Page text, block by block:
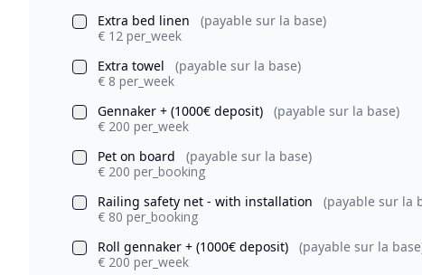
Extra bed linen
(payable sur la base)
€ 12 per_week
Extra towel
(payable sur la base)
€ 8 per_week
Gennaker + (1000€ deposit)
(payable sur la base)
€ 200 per_week
Pet on board
(payable sur la base)
€ 200 per_booking
Railing safety net - with installation
(payable sur la
€ 80 per_booking
Roll gennaker + (1000€ deposit)
(payable sur la
€ 200 per_week